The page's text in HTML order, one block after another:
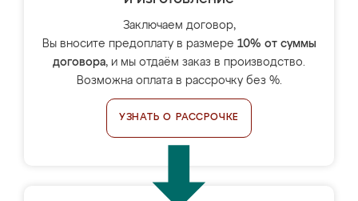
Заключаем договор,
Вы вносите предоплату в размере 10% от суммы
договора, и мы отдаём заказ в производство.
Возможна оплата в рассрочку без %.
УЗНАТЬ О РАССРОЧКЕ